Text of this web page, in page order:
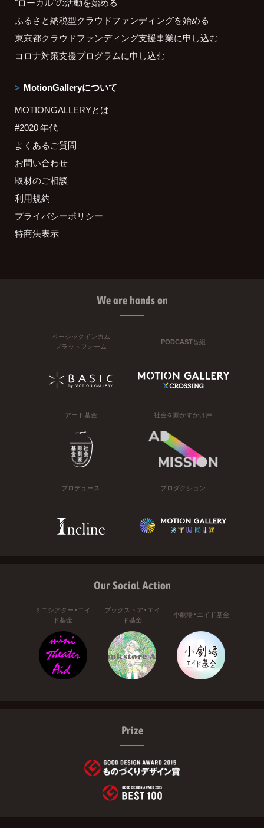
ふるさと納税型クラウドファンディングを始める
東京都クラウドファンディング支援事業に申し込む
コロナ対策支援プログラムに申し込む
MotionGalleryについて
MOTIONGALLERYとは
#2020 年代
よくあるご質問
お問い合わせ
取材のご相談
利用規約
プライバシーポリシー
特商法表示
We are hands on
ベーシックインカム
プラットフォーム
PODCAST番組
アート基金 社会を動かすかけ声
プロデュース プロダクション
Our Social Action
ミニシアター・エイ
ド基金
ブックストア・エイ
ド基金
小劇場・エイド基金
Prize